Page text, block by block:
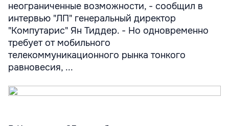
неограниченные возможности, - сообщил в
интервью "ЛП" генеральный директор
"Компутарис" Ян Тиддер. - Но одновременно
требует от мобильного
телекоммуникационного рынка тонкого
равновесия, ...